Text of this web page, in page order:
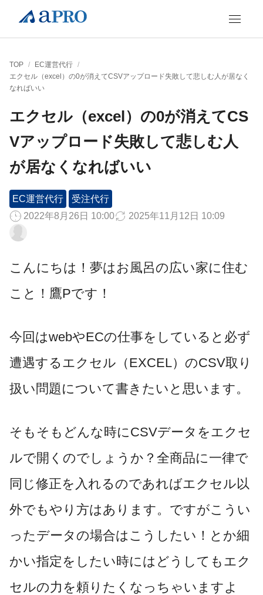
TOP / EC運営代行 /
エクセル（excel）の0が消えてCSVアップロード失敗して悲しむ人が居なく
なればいい
エクセル（excel）の0が消えてCS
Vアップロード失敗して悲しむ人
が居なくなればいい
EC運営代行
受注代行
2022年8月26日 10:00
2025年11月12日 10:09
こんにちは！夢はお風呂の広い家に住む
こと！鷹Pです！
今回はwebやECの仕事をしていると必ず
遭遇するエクセル（EXCEL）のCSV取り
扱い問題について書きたいと思います。
そもそもどんな時にCSVデータをエクセ
ルで開くのでしょうか？全商品に一律で
同じ修正を入れるのであればエクセル以
外でもやり方はあります。ですがこうい
ったデータの場合はこうしたい！とか細
かい指定をしたい時にはどうしてもエク
セルの力を頼りたくなっちゃいますよ